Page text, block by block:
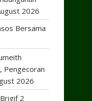
2026
Bersama
Pengecoran
2026
2